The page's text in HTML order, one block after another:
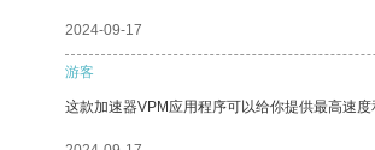
2024-09-17
游客
这款加速器VPM应用程序可以给你提供最高速